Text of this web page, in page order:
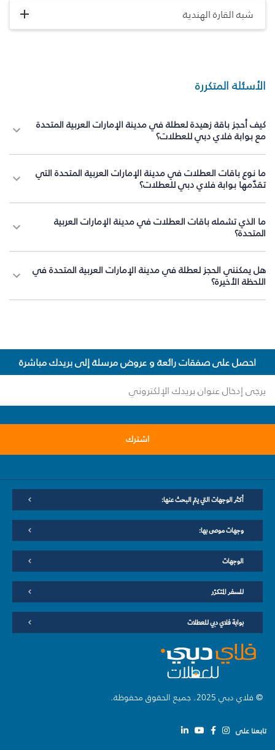
شبه القارة الهندية
الأسئلة المتكررة
كيف أحجز باقة زهيدة لعطلة في مدينة الإمارات العربية المتحدة
مع بوابة فلاي دبي للعطلات؟
ما نوع باقات العطلات في مدينة الإمارات العربية المتحدة التي
تقدّمها بوابة فلاي دبي للعطلات؟
ما الذي تشمله باقات العطلات في مدينة الإمارات العربية
المتحدة؟
هل يمكنني الحجز لعطلة في مدينة الإمارات العربية المتحدة في
اللحظة الأخيرة؟
احصل على صفقات رائعة و عروض مرسلة إلى بريدك مباشرة
اشترك
أكثر الوجهات التي يتم البحث عنها:
وجهات موصى بها:
الوجهات
للسفر المتكرّر
بوابة فلاي دبي للعطلات
© فلاي دبي 2025. جميع الحقوق محفوظة.
تابعنا على